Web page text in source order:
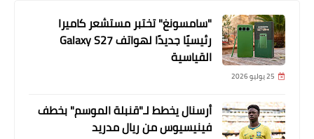
"سامسونغ" تختبر مستشعر كاميرا
رئيسيًا جديدًا لهواتف Galaxy S27
القياسية
25 يوليو 2026
أرسنال يخطط لـ"قنبلة الموسم" بخطف
فينيسيوس من ريال مدريد